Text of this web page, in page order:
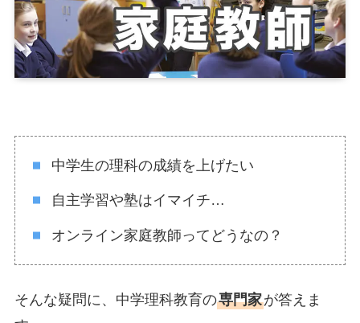
中学生の理科の成績を上げたい
自主学習や塾はイマイチ…
オンライン家庭教師ってどうなの？
そんな疑問に、中学理科教育の専門家が答えま